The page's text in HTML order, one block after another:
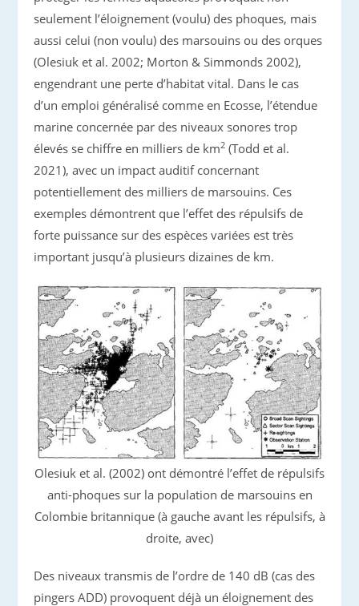
seulement l’éloignement (voulu) des phoques, mais
aussi celui (non voulu) des marsouins ou des orques
(Olesiuk et al. 2002; Morton & Simmonds 2002),
engendrant une perte d’habitat vital. Dans le cas
d’un emploi généralisé comme en Ecosse, l’étendue
marine concernée par des niveaux sonores trop
élevés se chiffre en milliers de km2 (Todd et al.
2021), avec un impact auditif concernant
potentiellement des milliers de marsouins. Ces
exemples démontrent que l’effet des répulsifs de
forte puissance sur des espèces variées est très
important jusqu’à plusieurs dizaines de km.
Olesiuk et al. (2002) ont démontré l’effet de répulsifs
anti-phoques sur la population de marsouins en
Colombie britannique (à gauche avant les répulsifs, à
droite, avec)
Des niveaux transmis de l’ordre de 140 dB (cas des
pingers ADD) provoquent déjà un éloignement des